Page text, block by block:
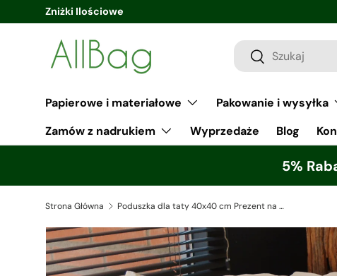
sklep@allbag.pl
Papierowe i materiałowe Pakowanie i wysyłka
Zamów z nadrukiem
Wyprzedaże Blog
5%
Strona Główna Poduszka dla taty 40x40 cm Prezent na Dzień Ojca - I am the best Dad in the world